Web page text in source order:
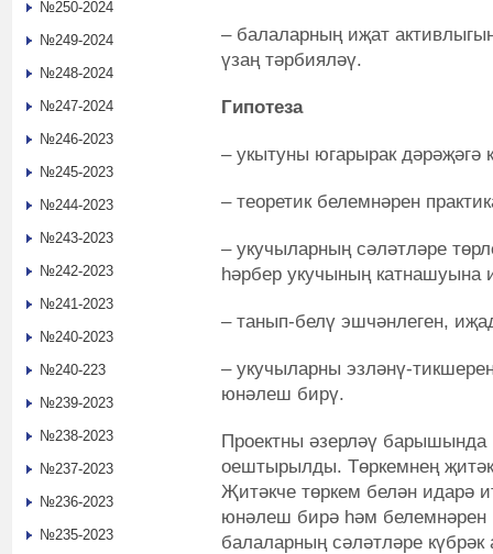
– балаларның иҗат
үзаң тәрбияләү.
Гипотеза
– укытуны югарырак дәрәҗәгә
– теоретик белемнәрен
– укучыларның сәләтләре
һәрбер укучының катнашуына
– танып-белү эшчәнлеген,
– укучыларны эзләнү-
юнәлеш бирү.
Проектны әзерләү
оештырылды. Төркемнең
Җитәкче төркем белән идарә
юнәлеш бирә һәм
балаларның сәләтләре
№250-2024
№249-2024
№248-2024
№247-2024
№246-2023
№245-2023
№244-2023
№243-2023
№242-2023
№241-2023
№240-2023
№240-223
№239-2023
№238-2023
№237-2023
№236-2023
№235-2023